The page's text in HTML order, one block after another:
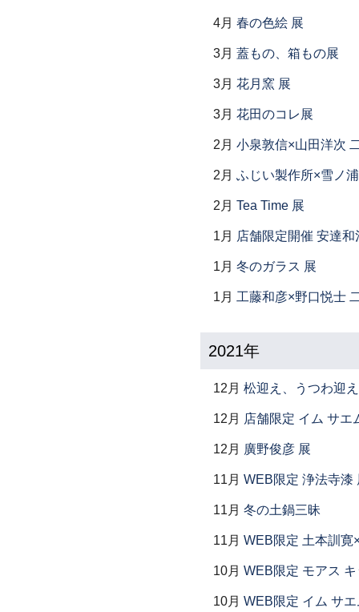
4月 春の色絵 展
3月 蓋もの、箱もの展
3月 花月窯 展
3月 花田のコレ展
2月 小泉敦信×山田洋次
2月 ふじい製作所×雪ノ
2月 Tea Time 展
1月 店舗限定開催 安達和
1月 冬のガラス 展
1月 工藤和彦×野口悦士
2021年
12月 松迎え、うつわ迎
12月 店舗限定 イム サ
12月 廣野俊彦 展
11月 WEB限定 浄法寺漆
11月 冬の土鍋三昧
11月 WEB限定 土本訓寛
10月 WEB限定 モアス
10月 WEB限定 イム サ